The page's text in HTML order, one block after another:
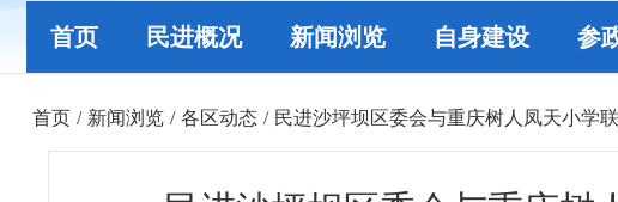
首页 民进概况 新闻浏览 自身建设 参
首页 / 新闻浏览 / 各区动态 / 民进沙坪坝区委会与重庆树人凤天小学